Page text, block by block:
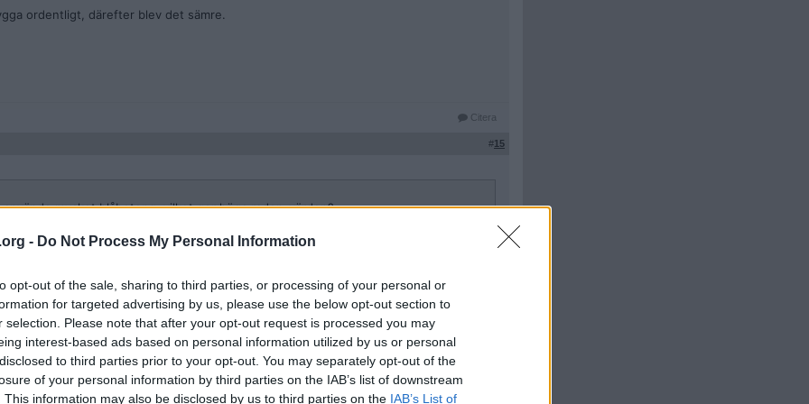
- Do Not Process My Personal Information
opt-out of the sale, sharing to third parties, or processing of your personal or
for targeted advertising by us, please use the below opt-out section to
selection. Please note that after your opt-out request is processed you may
interest-based ads based on personal information utilized by us or personal
to third parties prior to your opt-out. You may separately opt-out of the
of your personal information by third parties on the IAB’s list of downstream
This information may also be disclosed by us to third parties on the IAB’s List of
ordentligt, därefter blev det sämre.
Citera
#15
mycket blåbetong, vilket ger höga radon-värden?
radhus som inte får rivas idag.
60- och
i många av bostäderna i det så kallade